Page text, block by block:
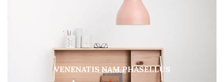
LIGHTING
VENENATIS NAM PHASELLUS